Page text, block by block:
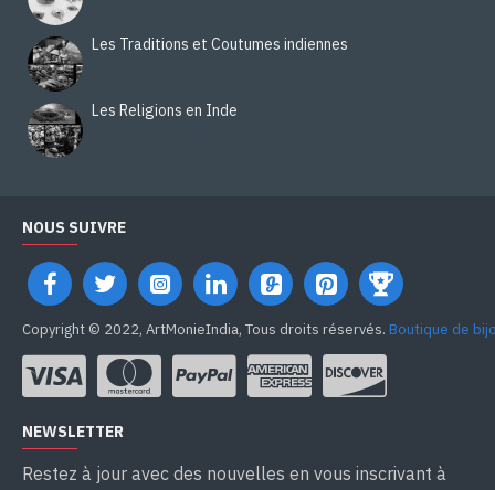
Les Traditions et Coutumes indiennes
Les Religions en Inde
NOUS SUIVRE
Copyright © 2022, ArtMonieIndia, Tous droits réservés. Boutique de
NEWSLETTER
Restez à jour avec des nouvelles en vous inscrivant à